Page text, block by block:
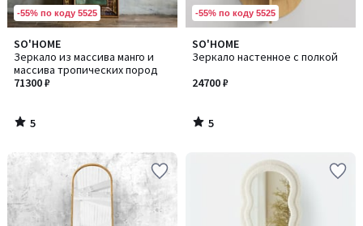
-55% по коду 5525
SO'HOME
Зеркало из массива манго и
массива тропических пород
71300 ₽
5
/
5
5
/
-55% по коду 5525
SO'HOME
Зеркало настенное с полкой
24700 ₽
5
/
5
/